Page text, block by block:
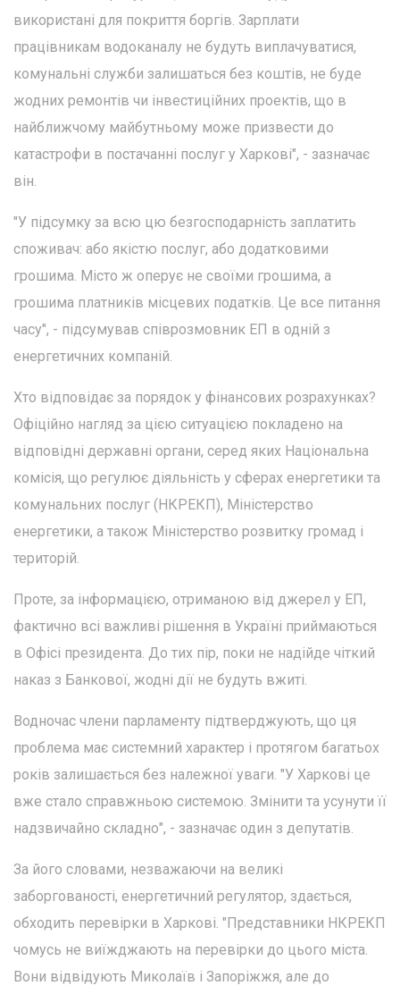
використані для покриття боргів. Зарплати
працівникам водоканалу не будуть виплачуватися,
комунальні служби залишаться без коштів, не буде
жодних ремонтів чи інвестиційних проектів, що в
найближчому майбутньому може призвести до
катастрофи в постачанні послуг у Харкові", - зазначає
він.
"У підсумку за всю цю безгосподарність заплатить
споживач: або якістю послуг, або додатковими
грошима. Місто ж оперує не своїми грошима, а
грошима платників місцевих податків. Це все питання
часу", - підсумував співрозмовник ЕП в одній з
енергетичних компаній.
Хто відповідає за порядок у фінансових розрахунках?
Офіційно нагляд за цією ситуацією покладено на
відповідні державні органи, серед яких Національна
комісія, що регулює діяльність у сферах енергетики та
комунальних послуг (НКРЕКП), Міністерство
енергетики, а також Міністерство розвитку громад і
територій.
Проте, за інформацією, отриманою від джерел у ЕП,
фактично всі важливі рішення в Україні приймаються
в Офісі президента. До тих пір, поки не надійде чіткий
наказ з Банкової, жодні дії не будуть вжиті.
Водночас члени парламенту підтверджують, що ця
проблема має системний характер і протягом багатьох
років залишається без належної уваги. "У Харкові це
вже стало справжньою системою. Змінити та усунути її
надзвичайно складно", - зазначає один з депутатів.
За його словами, незважаючи на великі
заборгованості, енергетичний регулятор, здається,
обходить перевірки в Харкові. "Представники НКРЕКП
чомусь не виїжджають на перевірки до цього міста.
Вони відвідують Миколаїв і Запоріжжя, але до